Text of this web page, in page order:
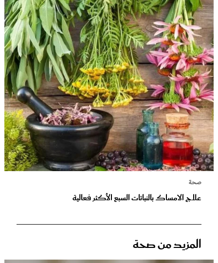
صحة
علاج الامساك بالنباتات السبع الأكثر فعالية
المزيد من صحة